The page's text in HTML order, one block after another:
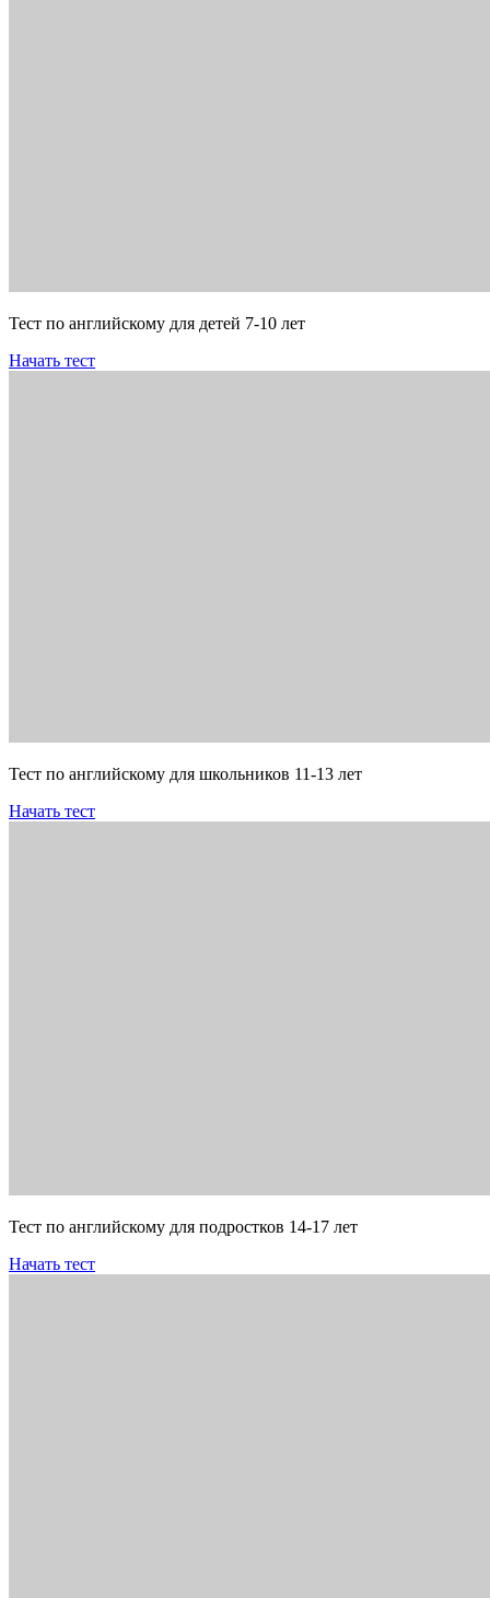
Тест по английскому для детей 7-10 лет
Начать тест
Тест по английскому для школьников 11-13 лет
Начать тест
Тест по английскому для подростков 14-17 лет
Начать тест